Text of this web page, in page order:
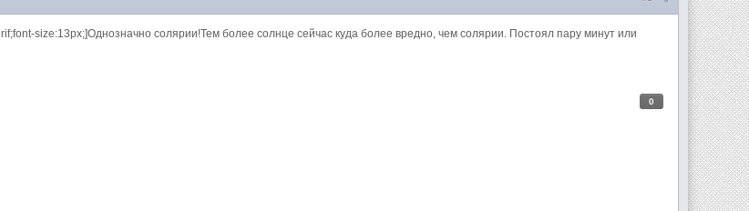
size:13px;]Однозначно солярии!Тем более солнце сейчас куда более вредно, чем солярии. Постоял пару минут или
0